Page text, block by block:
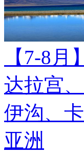
【7-8
达拉宫
伊沟、
亚洲